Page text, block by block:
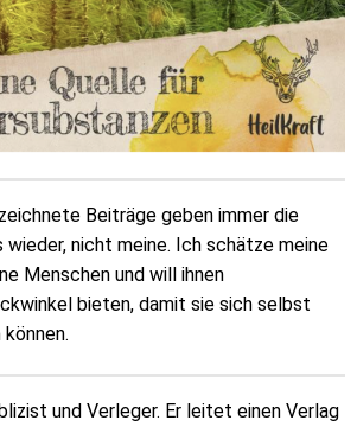
Beiträge geben immer die
wieder, nicht meine. Ich schätze meine
Menschen und will ihnen
bieten, damit sie sich selbst
und Verleger. Er leitet einen Verlag